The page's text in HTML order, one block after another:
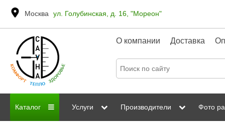
Москва ул. Голубинская, д. 16, "Мореон"
О компании Доставка
Каталог Услуги Производители Фото